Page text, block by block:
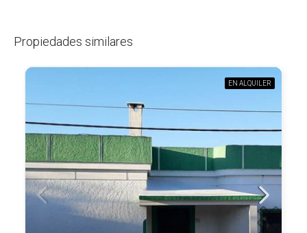
Propiedades similares
EN ALQUILER